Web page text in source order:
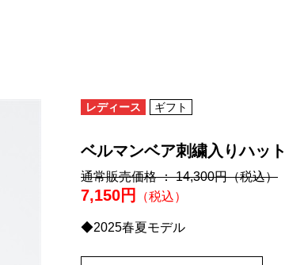
レディース ギフト
ベルマンベア刺繍入りハット
通常販売価格 ： 14,300円（税込）
7,150円 （税込）
◆2025春夏モデル